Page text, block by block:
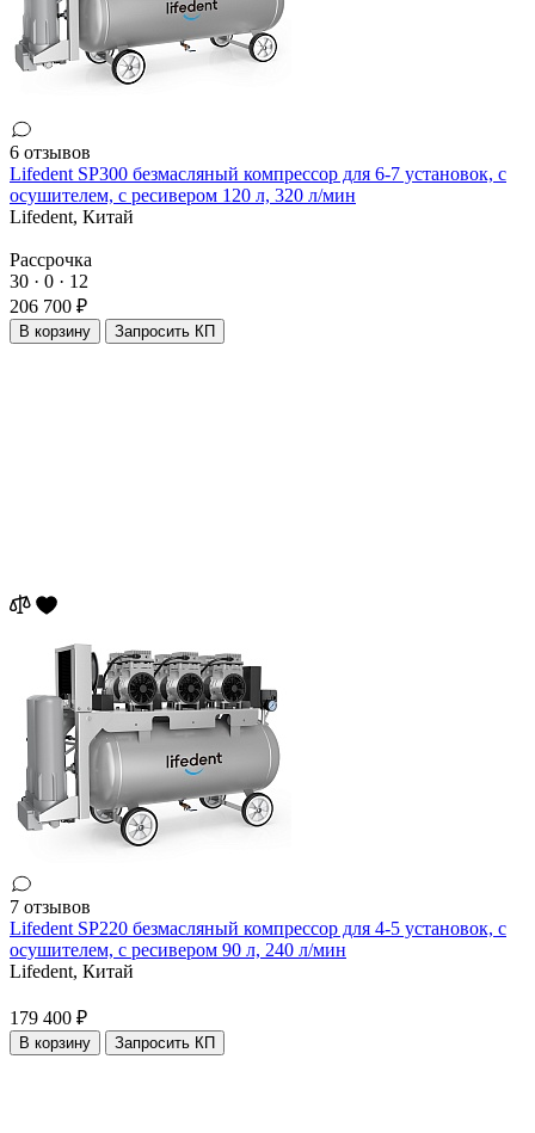
6 отзывов
Lifedent SP300 безмасляный компрессор для 6-7 установок, с
осушителем, с ресивером 120 л, 320 л/мин
Lifedent, Китай
Рассрочка
30 · 0 · 12
206 700 ₽
В корзину Запросить КП
7 отзывов
Lifedent SP220 безмасляный компрессор для 4-5 установок, с
осушителем, с ресивером 90 л, 240 л/мин
Lifedent, Китай
179 400 ₽
В корзину Запросить КП